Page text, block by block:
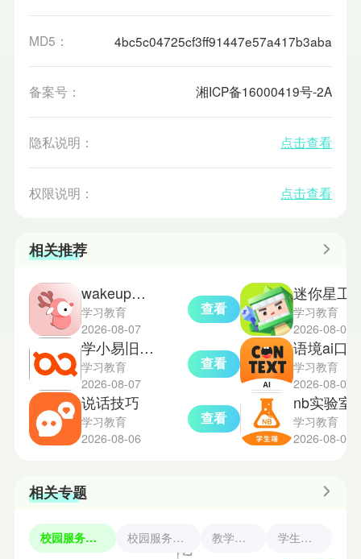
MD5： 4bc5c04725cf3ff91447e57a417b3aba
备案号： 湘ICP备16000419号-2A
隐私说明： 点击查看
权限说明： 点击查看
相关推荐
wakeup课程表旧版本
学习教育
2026-08-07
查看
学小易旧版本
学习教育
2026-08-07
查看
说话技巧
学习教育
2026-08-06
查看
学习教育
2026-08-06
语境ai口
学习教育
2026-08-06
学习教育
2026-08-06
相关专题
校园服务平台 校园服务app 教学管理 学生必备